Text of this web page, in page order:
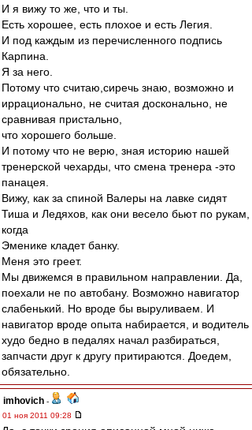
И я вижу то же, что и ты.
Есть хорошее, есть плохое и есть Легия.
И под каждым из перечисленного подпись
Карпина.
Я за него.
Потому что считаю,сиречь знаю, возможно и
иррационально, не считая досконально, не
сравнивая пристально,
что хорошего больше.
И потому что не верю, зная историю нашей
тренерской чехарды, что смена тренера -это
панацея.
Вижу, как за спиной Валеры на лавке сидят
Тиша и Ледяхов, как они весело бьют по рукам,
когда
Эменике кладет банку.
Меня это греет.
Мы движемся в правильном направлении. Да,
поехали не по автобану. Возможно навигатор
слабенький. Но вроде бы выруливаем. И
навигатор вроде опыта набирается, и водитель
худо бедно в педалях начал разбираться,
запчасти друг к другу притираются. Доедем,
обязательно.
imhovich -
01 ноя 2011 09:28